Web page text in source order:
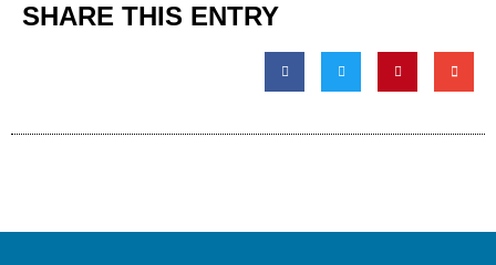
SHARE THIS ENTRY